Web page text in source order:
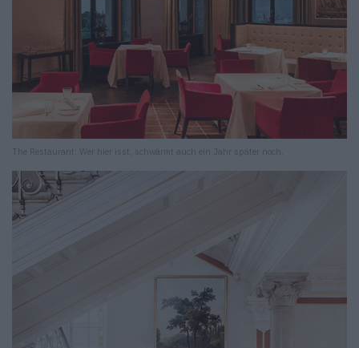
The Restaurant: Wer hier isst, schwärmt auch ein Jahr später noch.